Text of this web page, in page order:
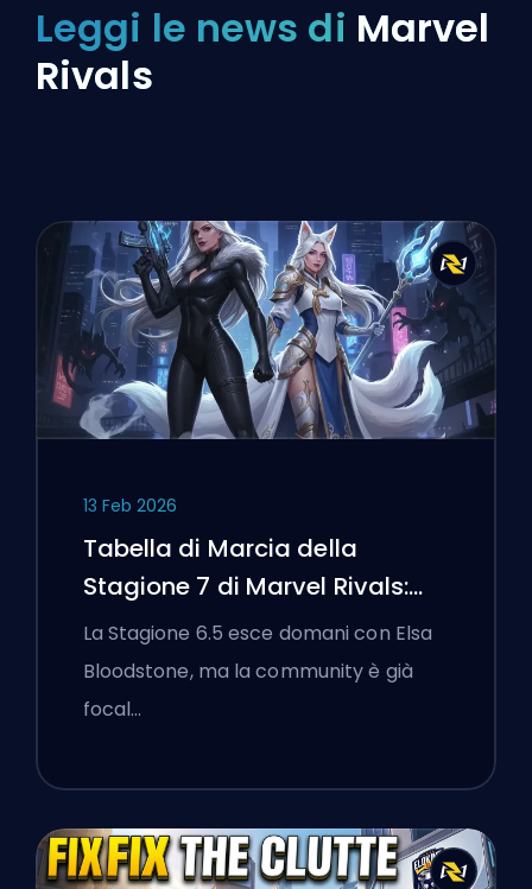
Leggi le news di Marvel
Rivals
13 Feb 2026
Tabella di Marcia della
Stagione 7 di Marvel Rivals:
Black Cat, White Fox e l'Evento
Monsters Take Manhattan
La Stagione 6.5 esce domani con Elsa
Bloodstone, ma la community è già
focal…